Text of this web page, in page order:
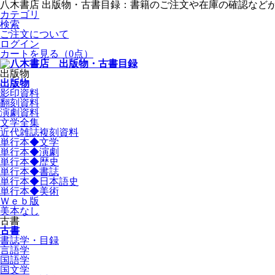
八木書店 出版物・古書目録：書籍のご注文や在庫の確認など
カテゴリ
検索
ご注文について
ログイン
カートを見る
（0点）
出版物
出版物
影印資料
翻刻資料
演劇資料
文学全集
近代雑誌複刻資料
単行本◆文学
単行本◆演劇
単行本◆歴史
単行本◆書誌
単行本◆日本語史
単行本◆美術
Ｗｅｂ版
美本なし
古書
古書
書誌学・目録
言語学
国語学
国文学